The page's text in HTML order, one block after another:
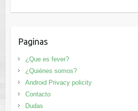
Paginas
¿Que es fever?
¿Quiénes somos?
Android Privacy policity
Contacto
Dudas